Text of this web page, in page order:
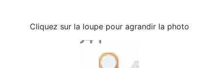
Cliquez sur la loupe pour agrandir la photo